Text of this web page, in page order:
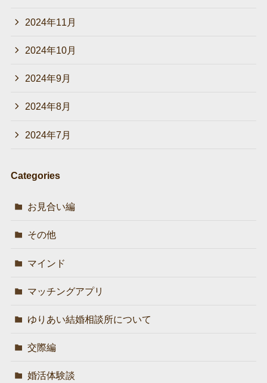
2024年11月
2024年10月
2024年9月
2024年8月
2024年7月
Categories
お見合い編
その他
マインド
マッチングアプリ
ゆりあい結婚相談所について
交際編
婚活体験談